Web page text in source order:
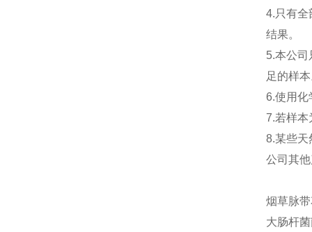
4.只有全
结果。
5.本公
足的样
6.使用化
7.若样本
8.某些天
公司其
烟草脉
大肠杆